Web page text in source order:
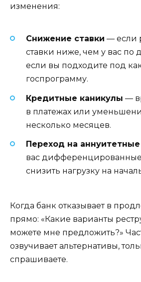
изменения:
Снижение ставки — если
ставки ниже, чем у вас по
если вы подходите под
госпрограмму.
Кредитные каникулы —
в платежах или
несколько месяцев.
Переход на
вас
снизить нагрузку на
Когда банк отказывает в
прямо: «Какие варианты
можете мне предложить?»
озвучивает альтернативы,
спрашиваете.